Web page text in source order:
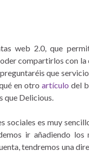
web 2.0, que
compartirlos con
que
en otro artículo del
que Delicious.
es muy
ir añadiendo
tendremos una